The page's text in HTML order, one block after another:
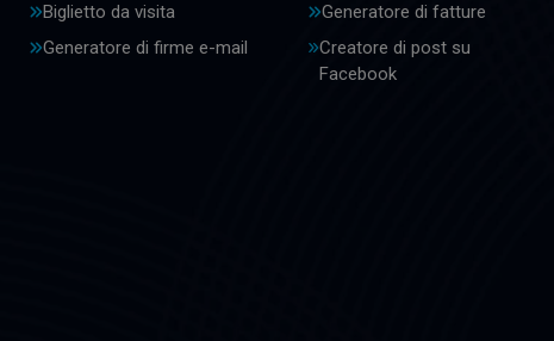
Biglietto da visita
Generatore di fatture
Generatore di firme e-mail
Creatore di post su
Facebook